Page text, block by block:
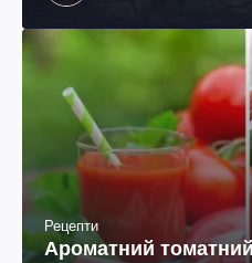
Рецепти
Ароматний